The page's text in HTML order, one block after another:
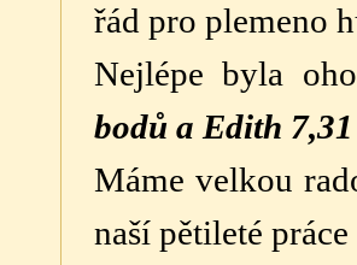
řád pro plemeno
Nejlépe byla
bodů a Edith
Máme velkou
naší pětileté